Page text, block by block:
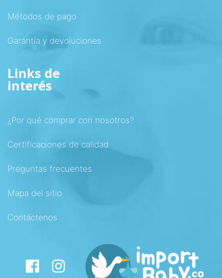
Métodos de pago
Garantía y devoluciones
Links de
interés
¿Por qué comprar con nosotros?
Certificaciones de calidad
Preguntas frecuentes
Mapa del sitio
Contáctenos